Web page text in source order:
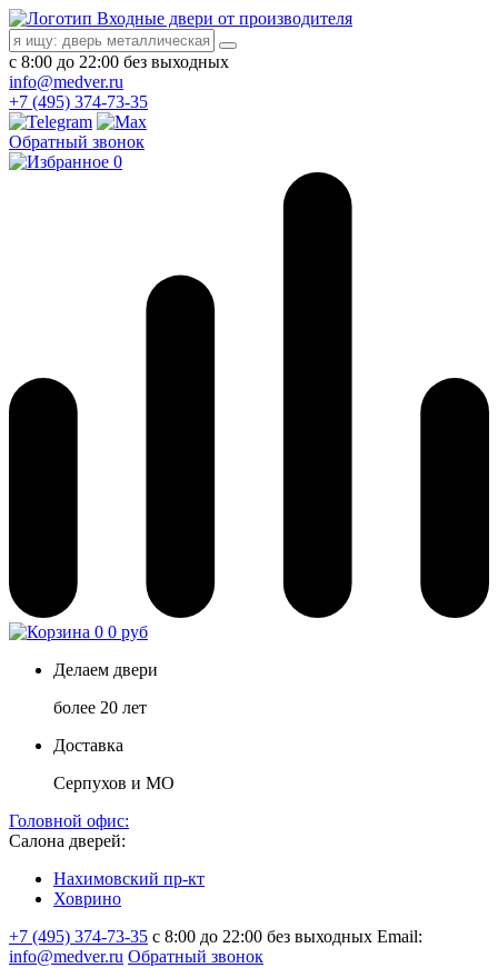
Входные двери от производителя
с 8:00 до 22:00 без выходных
info@medver.ru
+7 (495) 374-73-35
Обратный звонок
0
0 0 руб
Делаем двери
более 20 лет
Доставка
Серпухов и МО
Головной офис:
Салона дверей:
Нахимовский пр-кт
Ховрино
+7 (495) 374-73-35 с 8:00 до 22:00 без выходных Email:
info@medver.ru Обратный звонок